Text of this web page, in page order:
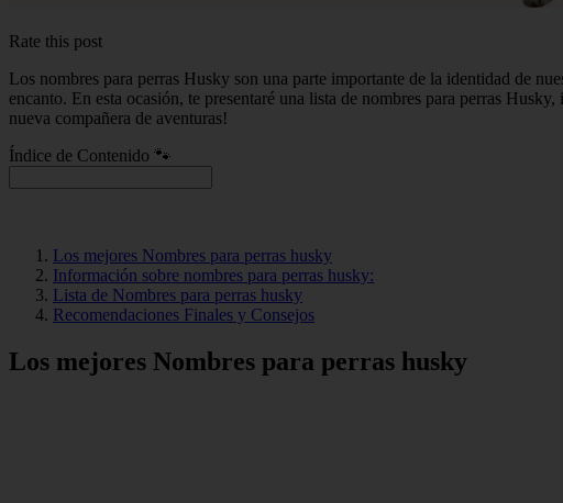
Rate this post
Los nombres para perras Husky son una parte importante de la identidad de
encanto. En esta ocasión, te presentaré una lista de nombres para perras
nueva compañera de aventuras!
Índice de Contenido 🐾
Los mejores Nombres para perras husky
Información sobre nombres para perras husky:
Lista de Nombres para perras husky
Recomendaciones Finales y Consejos
Los mejores Nombres para perras husky